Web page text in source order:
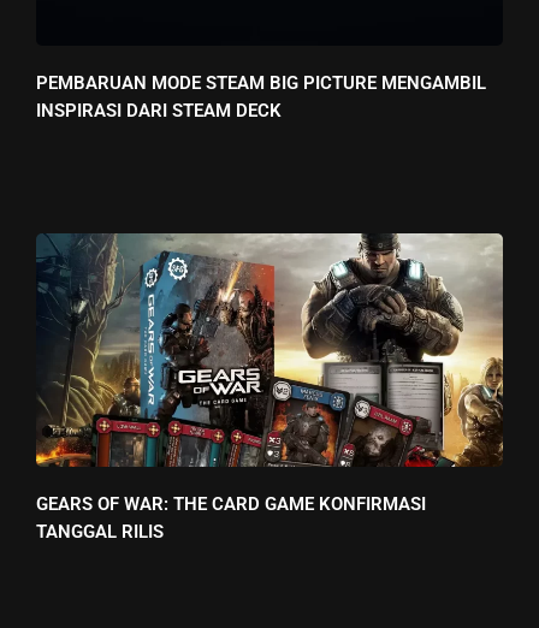
PEMBARUAN MODE STEAM BIG PICTURE MENGAMBIL
INSPIRASI DARI STEAM DECK
GEARS OF WAR: THE CARD GAME KONFIRMASI
TANGGAL RILIS